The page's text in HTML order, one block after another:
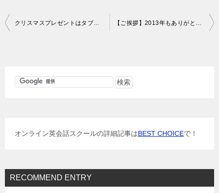
投
オンライン英会話スクールの詳細記事はBEST CHOICEで！
RECOMMEND ENTRY